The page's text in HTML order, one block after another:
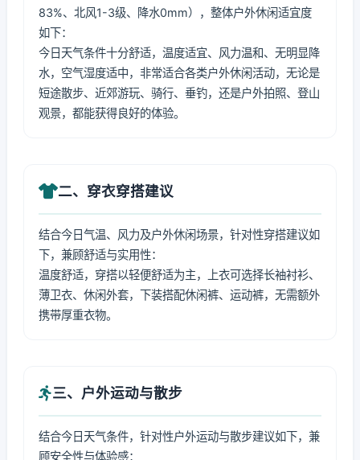
83%、北风1-3级、降水0mm），整体户外休闲适宜度
如下：
今日天气条件十分舒适，温度适宜、风力温和、无明显降
水，空气湿度适中，非常适合各类户外休闲活动，无论是
短途散步、近郊游玩、骑行、垂钓，还是户外拍照、登山
观景，都能获得良好的体验。
二、穿衣穿搭建议
结合今日气温、风力及户外休闲场景，针对性穿搭建议如
下，兼顾舒适与实用性：
温度舒适，穿搭以轻便舒适为主，上衣可选择长袖衬衫、
薄卫衣、休闲外套，下装搭配休闲裤、运动裤，无需额外
携带厚重衣物。
三、户外运动与散步
结合今日天气条件，针对性户外运动与散步建议如下，兼
顾安全性与体验感：